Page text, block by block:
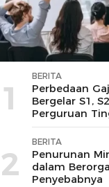
1
BERITA
Perbedaan
Bergelar S1,
Perguruan
Penelusuran
2
BERITA
Penurunan
dalam
Penyebabnya